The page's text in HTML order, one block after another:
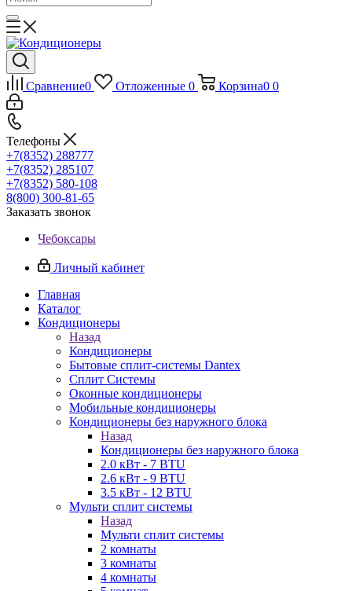
Сравнение0 Отложенные 0 Корзина0 0
Телефоны
+7(8352) 288777
+7(8352) 285107
+7(8352) 580-108
8(800) 300-81-65
Заказать звонок
Чебоксары
Личный кабинет
Главная
Каталог
Кондиционеры
Назад
Кондиционеры
Бытовые сплит-системы Dantex
Сплит Системы
Оконные кондиционеры
Мобильные кондиционеры
Кондиционеры без наружного блока
Назад
Кондиционеры без наружного блока
2.0 кВт - 7 BTU
2.6 кВт - 9 BTU
3.5 кВт - 12 BTU
Мульти сплит системы
Назад
Мульти сплит системы
2 комнаты
3 комнаты
4 комнаты